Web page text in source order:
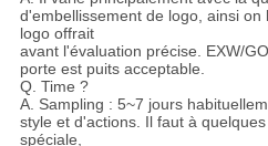
d'embellissement de logo, ainsi on
logo offrait
avant l'évaluation précise. EXW/
porte est puits acceptable.
Q. Time ?
A. Sampling : 5~7 jours
style et d'actions. Il faut à
spéciale,